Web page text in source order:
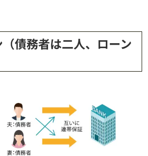
債務者は二人、ローン